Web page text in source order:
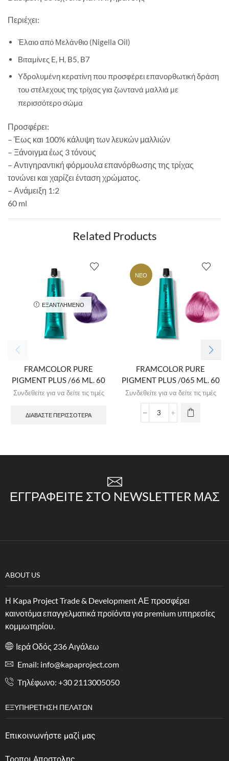
Περιέχει:
Έλαιο από Μελάνθιο (Νigella Oil)
Βιταμίνες E, H, B5, B7
Υδρολυμένη κερατίνη που προσφέρει επανορθωτική δράση
του στέλεχους της τρίχας για ζωντανά μαλλιά με
περισσότερο σώμα
Προσφέρει:
– Έως και 100% κάλυψη των λευκών μαλλιών
– Ξάνοιγμα έως 3 τόνους
– Αντιγηραντική φόρμουλα επανόρθωσης της τρίχας
τονώνει και χαρίζει ένταση χρώματος.
– Ανάμειξη 1:2
60 ml
Related Products
ΕΞΑΝΤΛΗΜΈΝΟ
FRAMCOLOR PURE
PIGMENT PLUS /66 ML. 60
Συνδεθείτε για να δείτε τις τιμές
ΔΙΑΒΆΣΤΕ ΠΕΡΙΣΣΌΤΕΡΑ
ΝΈΟ
FRAMCOLOR PURE
PIGMENT PLUS /065 ML. 60
Συνδεθείτε για να δείτε τις τιμές
ΕΓΓΡΑΦΕΊΤΕ ΣΤΟ NEWSLETTER ΜΑΣ
ABOUT US
Η Kapa Project Trade & Development ΑΕ προσφέρει
καινοτόμα επαγγελματικά προϊόντα για premium υπηρεσίες
κομμωτηρίου.
Ιερά Οδός 236 Αιγάλεω
Email: info@kapaproject.com
Tηλέφωνο: +30 2113005050
ΕΞΥΠΗΡΈΤΗΣΗ ΠΕΛΑΤΏΝ
Επικοινωνήστε μαζί μας
Τροποι Αποστολης